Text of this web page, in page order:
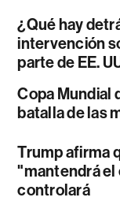
¿Qué hay
intervención
parte de EE.
Copa Mundial
batalla de las
Trump afirma
"mantendrá
controlará